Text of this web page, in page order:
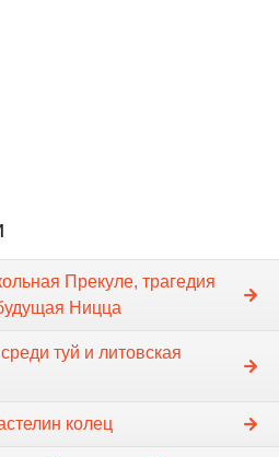
Прекуле, трагедия
Ницца
туй и литовская
колец